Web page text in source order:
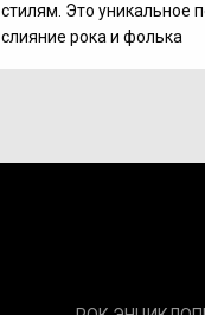
стилям. Это уникальное
слияние рока и фолька